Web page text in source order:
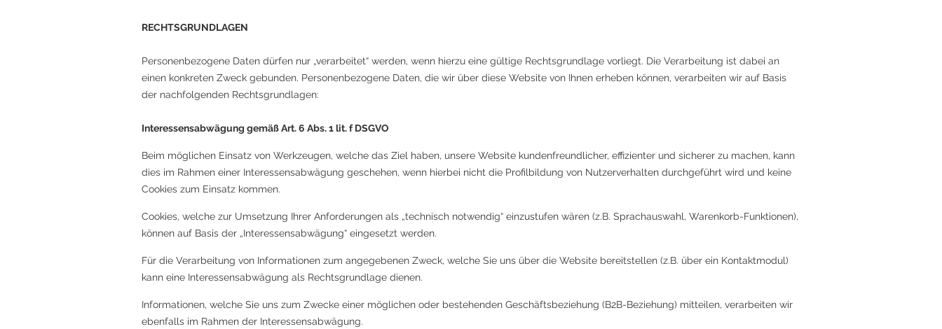
RECHTSGRUNDLAGEN
Personenbezogene Daten dürfen nur „verarbeitet“ werden, wenn hierzu eine gültige Rechtsgrundlage vorliegt. Die Verarbeitung ist dabei an
einen konkreten Zweck gebunden. Personenbezogene Daten, die wir über diese Website von Ihnen erheben können, verarbeiten wir auf Basis
der nachfolgenden Rechtsgrundlagen:
Interessensabwägung gemäß Art. 6 Abs. 1 lit. f DSGVO
Beim möglichen Einsatz von Werkzeugen, welche das Ziel haben, unsere Website kundenfreundlicher, effizienter und sicherer zu machen, kann
dies im Rahmen einer Interessensabwägung geschehen, wenn hierbei nicht die Profilbildung von Nutzerverhalten durchgeführt wird und keine
Cookies zum Einsatz kommen.
Cookies, welche zur Umsetzung Ihrer Anforderungen als „technisch notwendig“ einzustufen wären (z.B. Sprachauswahl, Warenkorb-Funktionen),
können auf Basis der „Interessensabwägung“ eingesetzt werden.
Für die Verarbeitung von Informationen zum angegebenen Zweck, welche Sie uns über die Website bereitstellen (z.B. über ein Kontaktmodul)
kann eine Interessensabwägung als Rechtsgrundlage dienen.
Informationen, welche Sie uns zum Zwecke einer möglichen oder bestehenden Geschäftsbeziehung (B2B-Beziehung) mitteilen, verarbeiten wir
ebenfalls im Rahmen der Interessensabwägung.